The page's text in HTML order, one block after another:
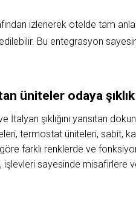
izlenerek otelde tam
edilebilir. Bu entegrasyon
üniteler odaya
İtalyan şıklığını yansıtan
termostat üniteleri, sabit,
farklı renklerde ve
sayesinde misafirlere